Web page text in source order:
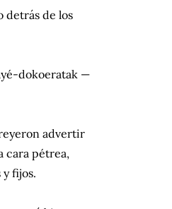
detrás de los
dokoeratak —
advertir
cara pétrea,
y fijos.